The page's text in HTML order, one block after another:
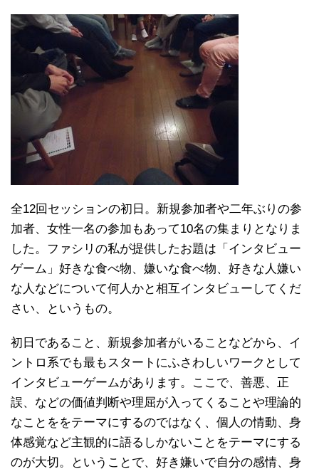
全12回セッションの初日。新規参加者や二年ぶりの参
加者、女性一名の参加もあって10名の集まりとなりま
した。ファシリの私が提供したお題は「インタビュー
ゲーム」好きな食べ物、嫌いな食べ物、好きな人嫌い
な人などについて何人かと相互インタビューしてくだ
さい、というもの。
初日であること、新規参加者がいることなどから、イ
ントロ系でも最もスタートにふさわしいワークとして
インタビューゲームがあります。ここで、善悪、正
誤、などの価値判断や理屈が入ってくることや理論的
なことををテーマにするのではなく、個人の情動、身
体感覚など主観的に語るしかないことをテーマにする
のが大切。ということで、好き嫌いで自分の感情、身